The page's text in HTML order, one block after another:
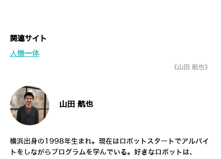
関連サイト
人機一体
《山田 航也》
山田 航也
横浜出身の1998年生まれ。現在はロボットスタートでアルバイ
トをしながらプログラムを学んでいる。好きなロボットは、